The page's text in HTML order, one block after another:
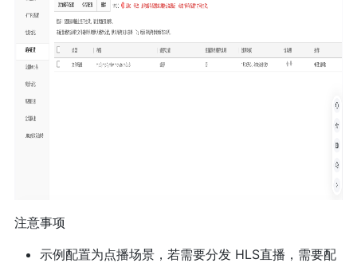
注意事项
示例配置为点播场景，若需要分发 HLS直播，需要配